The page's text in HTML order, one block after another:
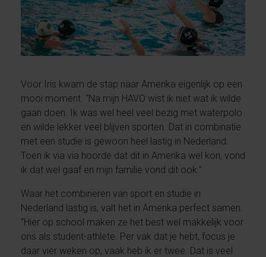
Voor Iris kwam de stap naar Amerika eigenlijk op een
mooi moment. “Na mijn HAVO wist ik niet wat ik wilde
gaan doen. Ik was wel heel veel bezig met waterpolo
en wilde lekker veel blijven sporten. Dat in combinatie
met een studie is gewoon heel lastig in Nederland.
Toen ik via via hoorde dat dit in Amerika wel kon, vond
ik dat wel gaaf en mijn familie vond dit ook.”
Waar het combineren van sport en studie in
Nederland lastig is, valt het in Amerika perfect samen.
“Hier op school maken ze het best wel makkelijk voor
ons als student-athlete. Per vak dat je hebt, focus je
daar vier weken op, vaak heb ik er twee. Dat is veel